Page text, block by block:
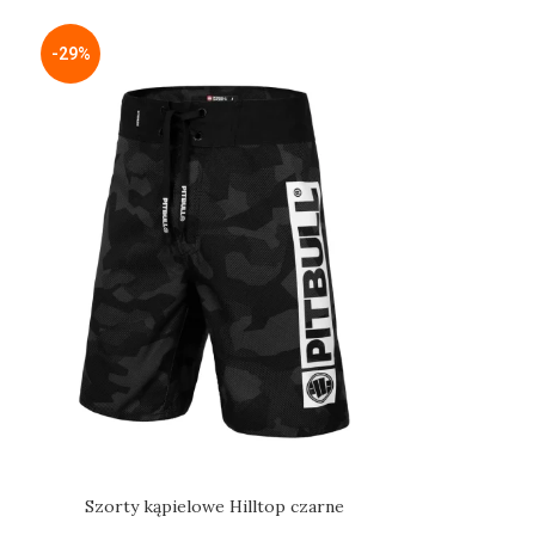
-29%
Szorty kąpielowe Hilltop czarne